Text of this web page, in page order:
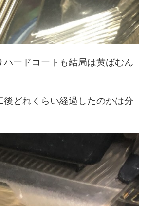
ハードコートも結局は黄ばむん
後どれくらい経過したのかは分